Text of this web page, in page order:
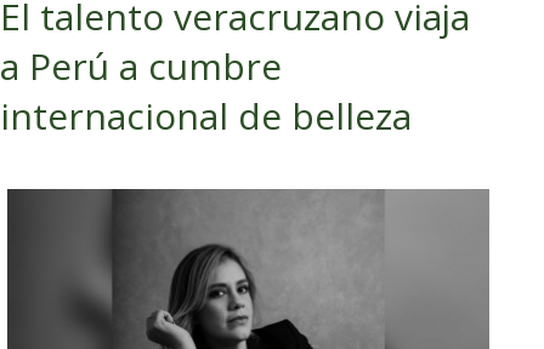
El talento veracruzano viaja
a Perú a cumbre
internacional de belleza